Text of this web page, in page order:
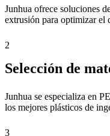
Junhua ofrece soluciones
extrusión para optimizar el
2
Selección de
Junhua se especializa en
los mejores plásticos de
3